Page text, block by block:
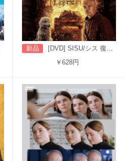
新品
[DVD] SISU/シス 復讐の血闘（吹替版）
￥628円